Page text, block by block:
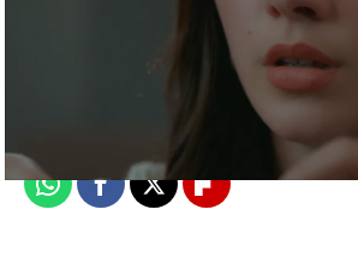
20 de enero de 2021, 21:01
WhatsappFacebook
X Flipboard